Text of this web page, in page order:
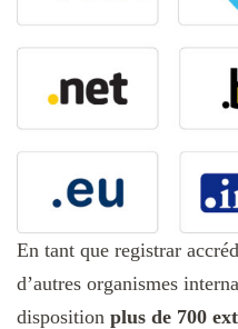
En tant que registrar
d’autres organismes
disposition plus de 700